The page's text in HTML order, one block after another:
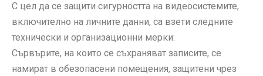
С цел да се защити сигурността на видеосистемите,
включително на личните данни, са взети следните
технически и организационни мерки:
Сървърите, на които се съхраняват записите, се
намират в обезопасени помещения, защитени чрез